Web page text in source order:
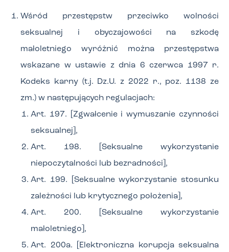
Wśród przestępstw przeciwko wolności
seksualnej i obyczajowości na szkodę
małoletniego wyróżnić można przestępstwa
wskazane w ustawie z dnia 6 czerwca 1997 r.
Kodeks karny (t.j. Dz.U. z 2022 r., poz. 1138 ze
zm.) w następujących regulacjach:
Art. 197. [Zgwałcenie i wymuszanie czynności
seksualnej],
Art. 198. [Seksualne wykorzystanie
niepoczytalności lub bezradności],
Art. 199. [Seksualne wykorzystanie stosunku
zależności lub krytycznego położenia],
Art. 200. [Seksualne wykorzystanie
małoletniego],
Art. 200a. [Elektroniczna korupcja seksualna